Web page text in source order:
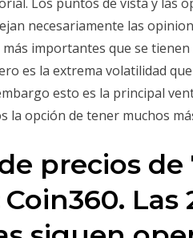
necesariamente las
más importantes que se
es la extrema volatilidad
esto es la principal
la opción de tener muchos
precios de